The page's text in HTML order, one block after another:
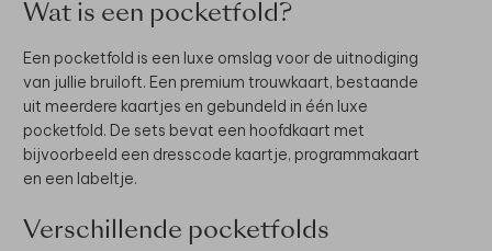
Wat is een pocketfold?
Een pocketfold is een luxe omslag voor de uitnodiging
van jullie bruiloft. Een premium trouwkaart, bestaande
uit meerdere kaartjes en gebundeld in één luxe
pocketfold. De sets bevat een hoofdkaart met
bijvoorbeeld een dresscode kaartje, programmakaart
en een labeltje.
Verschillende pocketfolds